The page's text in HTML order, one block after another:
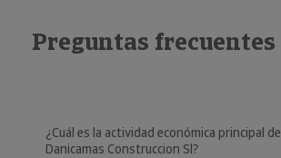
Preguntas frecuentes
¿Cuál es la actividad económica principal de
Danicamas Construccion Sl?